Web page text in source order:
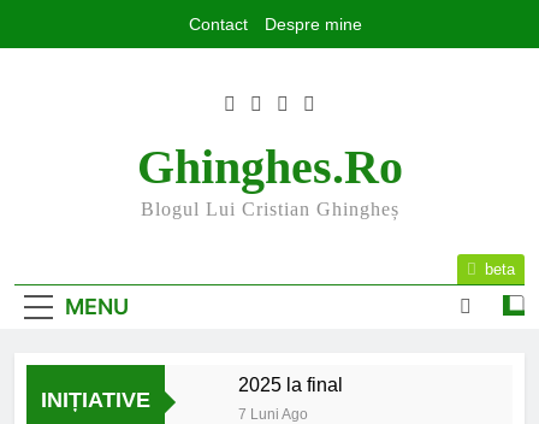
Contact Despre mine
Ghinghes.ro
Blogul Lui Cristian Ghingheș
MENU
beta
INIȚIATIVE
2025 la final
7 Luni Ago